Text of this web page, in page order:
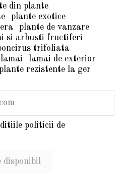
din plante
plante exotice
plante de vanzare
si arbusti fructiferi
trifoliata
lamai de exterior
rezistente la ger
politicii de